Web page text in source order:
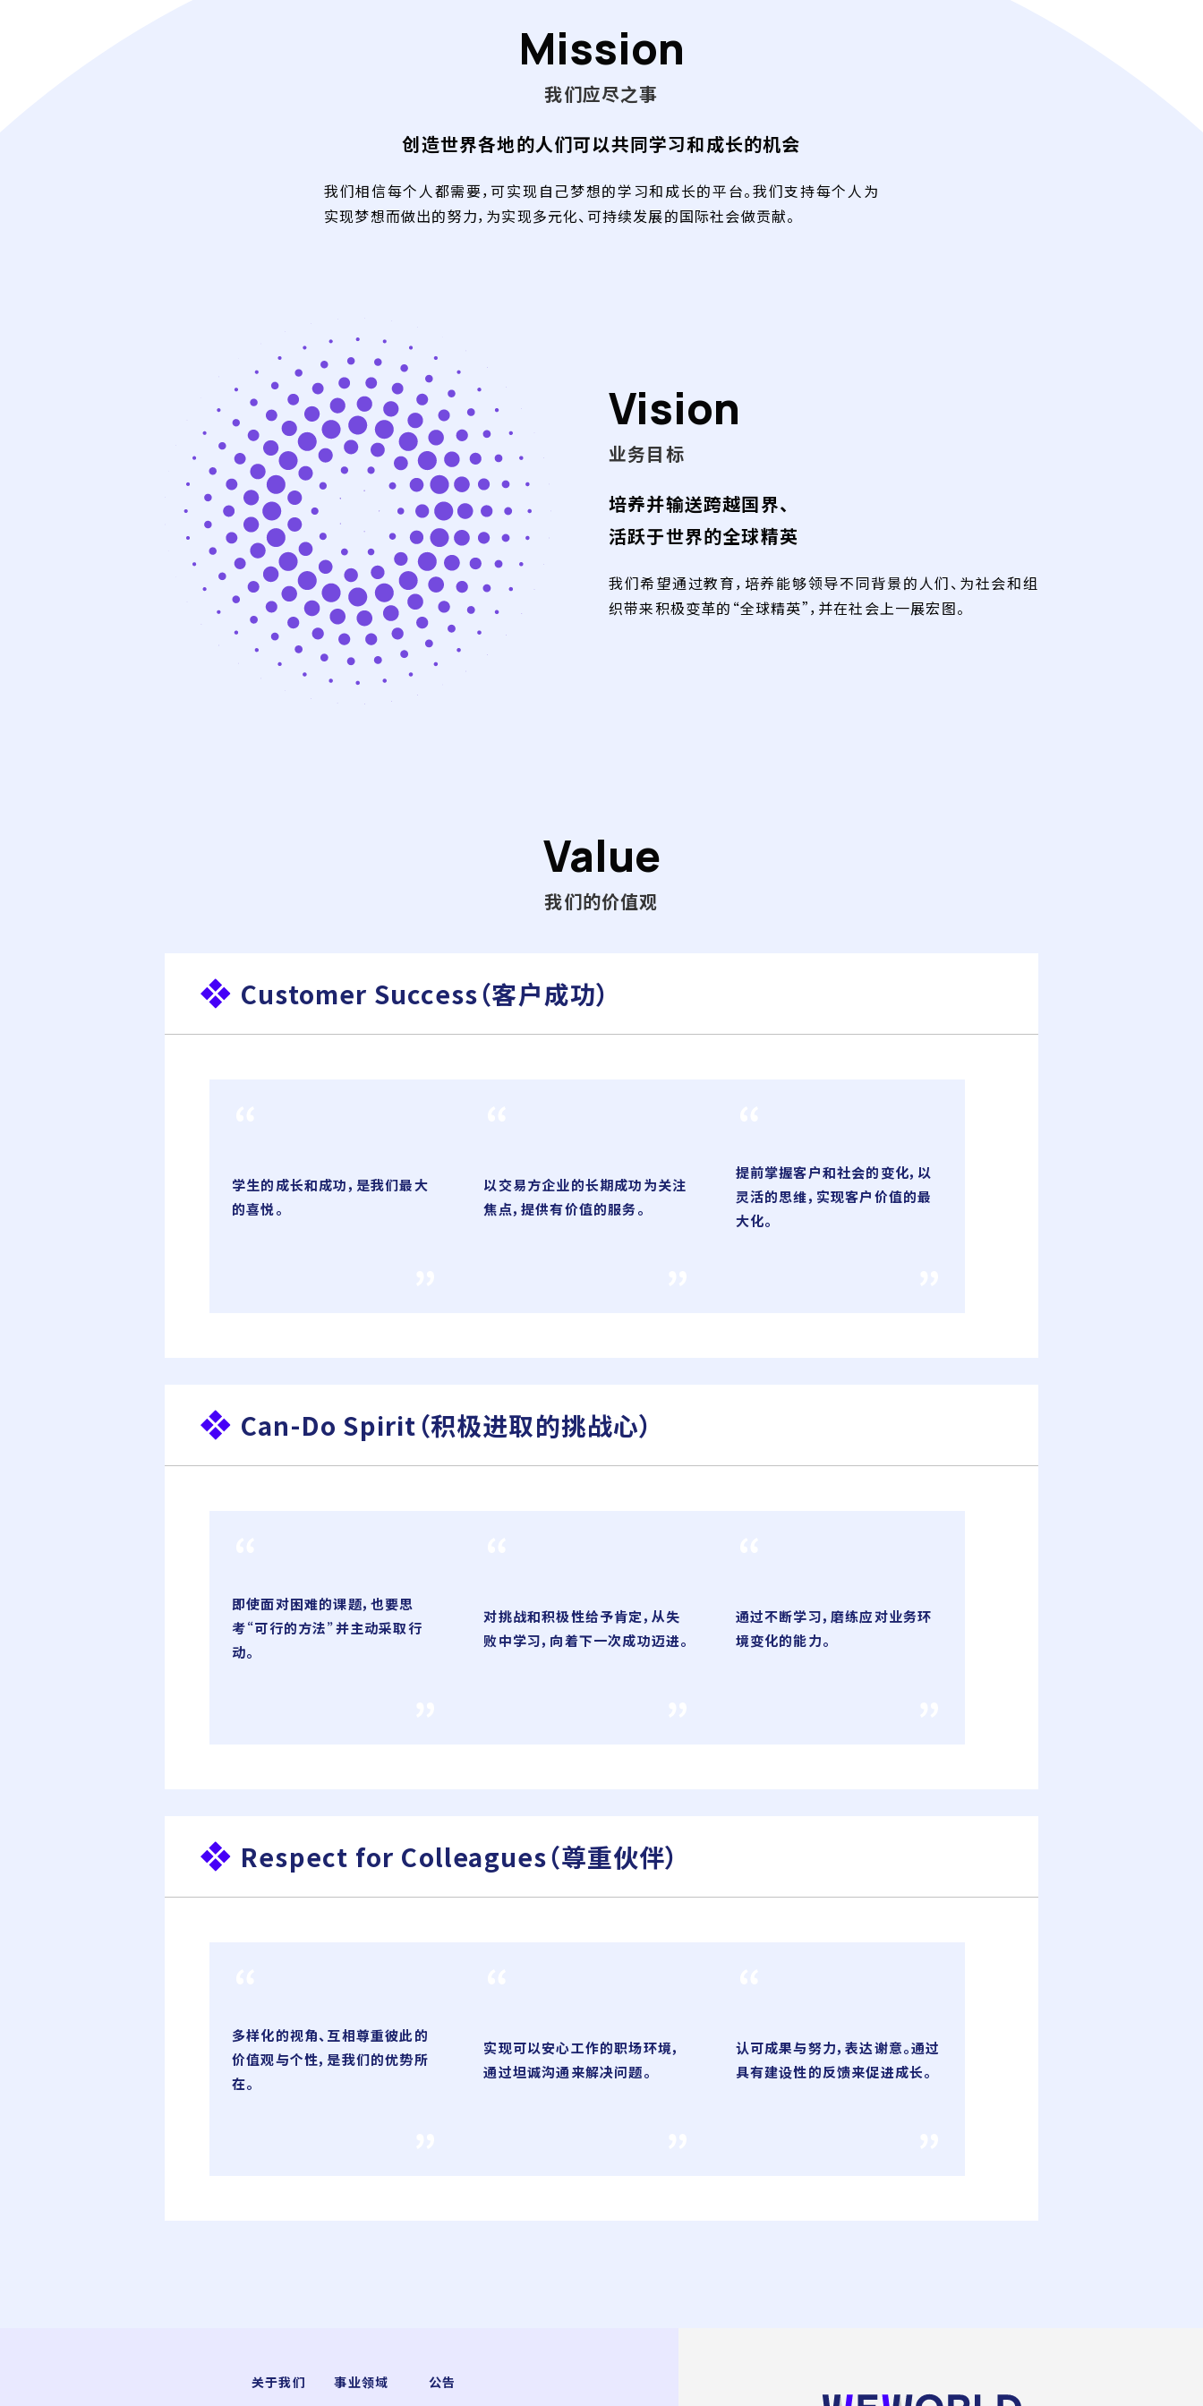
Mission
我们应尽之事
创造世界各地的人们可以共同学习和成长的机会
我们相信每个人都需要，可实现自己梦想的学习和成长的平台。我们支持每个人为
实现梦想而做出的努力，为实现多元化、可持续发展的国际社会做贡献。
Vision
业务目标
培养并输送跨越国界、
活跃于世界的全球精英
我们希望通过教育，培养能够领导不同背景的人们、为社会和组
织带来积极变革的“全球精英”，并在社会上一展宏图。
Value
我们的价值观
Customer Success（客户成功）
学生的成长和成功，是我们最大
的喜悦。
以交易方企业的长期成功为关注
焦点，提供有价值的服务。
提前掌握客户和社会的变化，以
灵活的思维，实现客户价值的最
大化。
Can-Do Spirit（积极进取的挑战心）
即使面对困难的课题，也要思
考“可行的方法”并主动采取行
动。
对挑战和积极性给予肯定，从失
败中学习，向着下一次成功迈进。
通过不断学习，磨练应对业务环
境变化的能力。
Respect for Colleagues（尊重伙伴）
多样化的视角、互相尊重彼此的
价值观与个性，是我们的优势所
在。
实现可以安心工作的职场环境，
通过坦诚沟通来解决问题。
认可成果与努力，表达谢意。通过
具有建设性的反馈来促进成长。
关于我们 事业领域 公告